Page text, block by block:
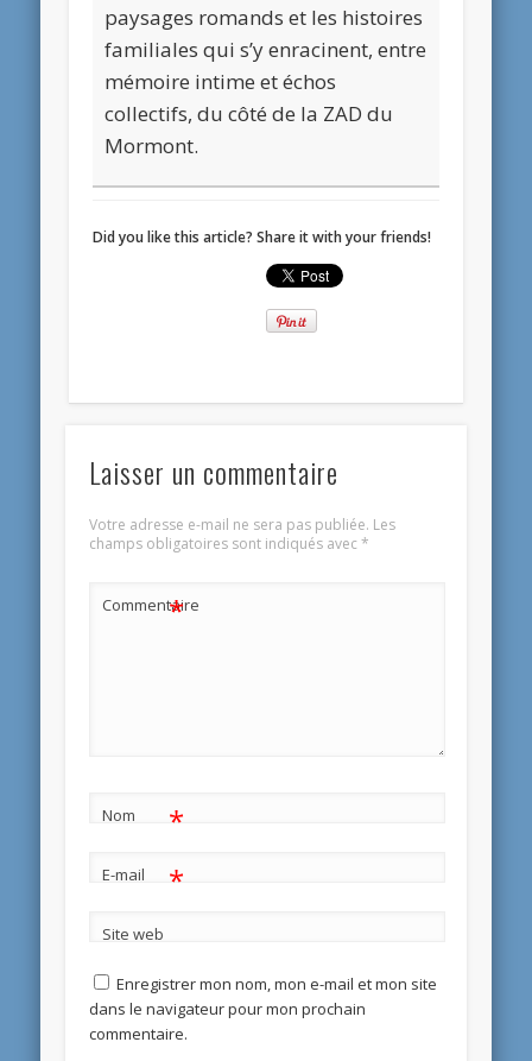
paysages romands et les histoires
familiales qui s’y enracinent, entre
mémoire intime et échos
collectifs, du côté de la ZAD du
Mormont.
Did you like this article? Share it with your friends!
Laisser un commentaire
Votre adresse e-mail ne sera pas publiée. Les
champs obligatoires sont indiqués avec*
Commentaire
*
Nom *
E-mail *
Site web
Enregistrer mon nom, mon e-mail et mon site
dans le navigateur pour mon prochain
commentaire.